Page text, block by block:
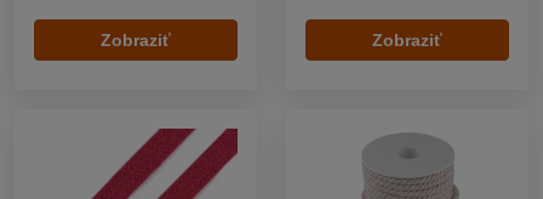
Zobraziť Zobraziť